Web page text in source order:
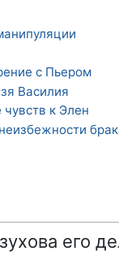
с Пьером
Василия
к Элен
его